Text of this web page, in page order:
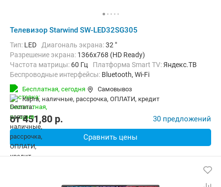
Телевизор Starwind SW-LED32SG305
Тип: LED Диагональ экрана:32 "
Разрешение экрана: 1366x768 (HD Ready)
Частота матрицы: 60 Гц Платформа Smart TV: Яндекс.ТВ
Беспроводные интерфейсы: Bluetooth, Wi-Fi
Бесплатная, сегодня
Самовывоз
карта, наличные, рассрочка, ОПЛАТИ, кредит
от451,80 p. 30 предложений
Сравнить цены